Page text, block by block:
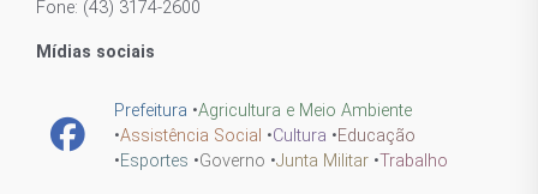
Fone: (43) 3174-2600
Mídias sociais
Prefeitura •Agricultura e Meio Ambiente
•Assistência Social •Cultura •Educação
•Esportes •Governo •Junta Militar •Trabalho